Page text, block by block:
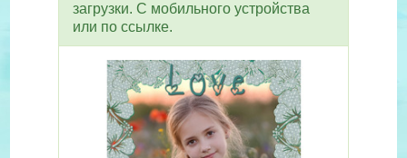
загрузки. С мобильного устройства
или по ссылке.